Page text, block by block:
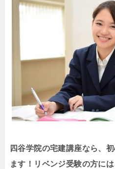
四谷学院の宅建講座なら、
ます！リベンジ受験の方に